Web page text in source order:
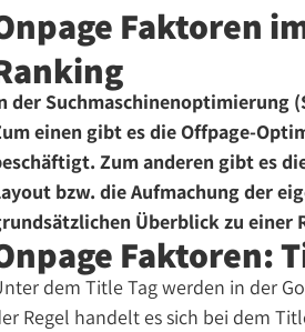
Faktoren
der Suchmaschinenoptimierung
einen gibt es die Offpage-
Zum anderen gibt es
bzw. die Aufmachung der
Überblick zu einer
Faktoren:
dem Title Tag werden in der
Regel handelt es sich bei dem